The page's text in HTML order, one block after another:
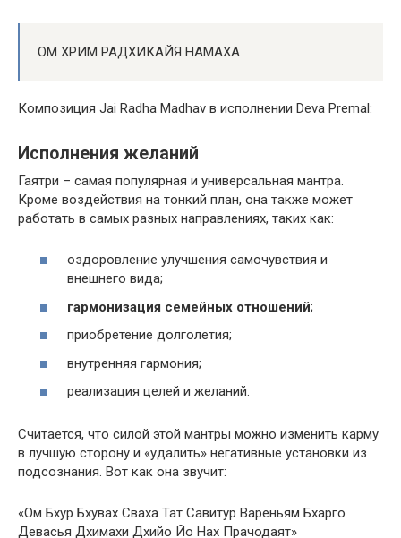
ОМ ХРИМ РАДХИКАЙЯ НАМАХА
Композиция Jai Radha Madhav в исполнении Deva Premal:
Исполнения желаний
Гаятри – самая популярная и универсальная мантра.
Кроме воздействия на тонкий план, она также может
работать в самых разных направлениях, таких как:
оздоровление улучшения самочувствия и
внешнего вида;
гармонизация семейных отношений;
приобретение долголетия;
внутренняя гармония;
реализация целей и желаний.
Считается, что силой этой мантры можно изменить карму
в лучшую сторону и «удалить» негативные установки из
подсознания. Вот как она звучит:
«Ом Бхур Бхувах Сваха Тат Савитур Вареньям Бхарго
Девасья Дхимахи Дхийо Йо Нах Прачодаят»